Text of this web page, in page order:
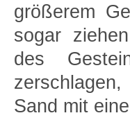
größerem
sogar
des
Sand mit